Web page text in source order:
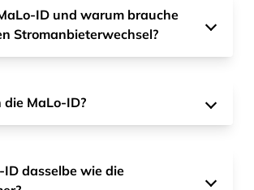
ID und warum brauche
Stromanbieterwechsel?
MaLo-ID?
ID dasselbe wie die